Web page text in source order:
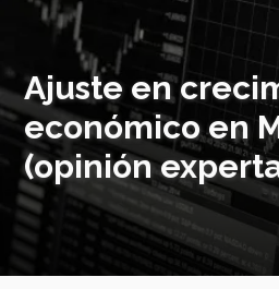
Ajuste en
económico en
(opinión